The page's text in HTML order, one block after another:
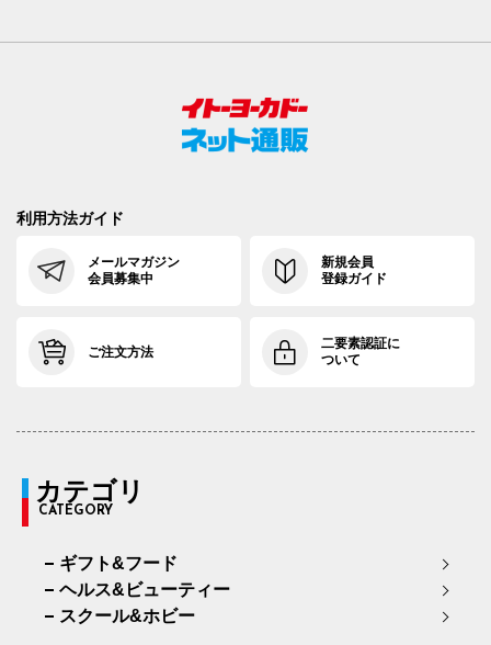
利用方法ガイド
メールマガジン
会員募集中
新規会員
登録ガイド
ご注文方法
二要素認証に
ついて
カテゴリ
CATEGORY
ギフト&フード
ヘルス&ビューティー
スクール&ホビー